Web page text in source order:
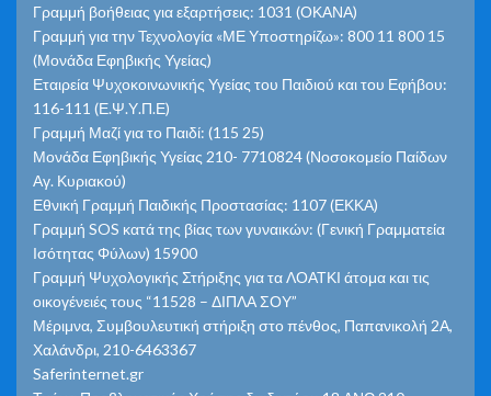
Γραμμή βοήθειας για εξαρτήσεις: 1031 (ΟΚΑΝΑ)
Γραμμή για την Τεχνολογία «ΜΕ Υποστηρίζω»: 800 11 800 15
(Μονάδα Εφηβικής Υγείας)
Εταιρεία Ψυχοκοινωνικής Υγείας του Παιδιού και του Εφήβου:
116-111 (Ε.Ψ.Υ.Π.Ε)
Γραμμή Μαζί για το Παιδί: (115 25)
Μονάδα Εφηβικής Υγείας 210- 7710824 (Νοσοκομείο Παίδων
Αγ. Κυριακού)
Εθνική Γραμμή Παιδικής Προστασίας: 1107 (ΕΚΚΑ)
Γραμμή SOS κατά της βίας των γυναικών: (Γενική Γραμματεία
Ισότητας Φύλων) 15900
Γραμμή Ψυχολογικής Στήριξης για τα ΛΟΑΤΚΙ άτομα και τις
οικογένειές τους “11528 – ΔΙΠΛΑ ΣΟΥ”
Μέριμνα, Συμβουλευτική στήριξη στο πένθος, Παπανικολή 2Α,
Χαλάνδρι, 210-6463367
Saferinternet.gr